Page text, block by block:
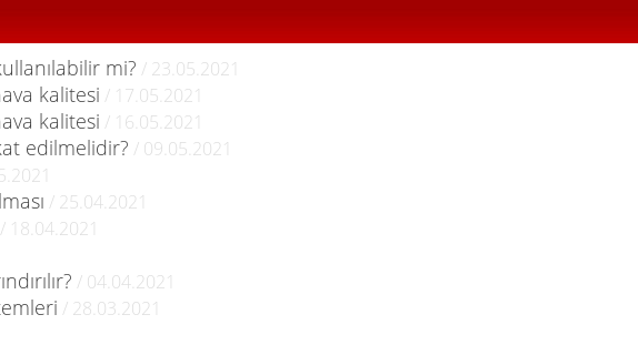
mi? / 23.05.2021
kalitesi / 17.05.2021
kalitesi / 16.05.2021
edilmelidir? / 09.05.2021
/ 25.04.2021
/ 18.04.2021
/ 04.04.2021
/ 28.03.2021